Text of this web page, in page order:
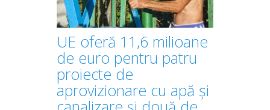
UE oferă 11,6 milioane
de euro pentru patru
proiecte de
aprovizionare cu apă și